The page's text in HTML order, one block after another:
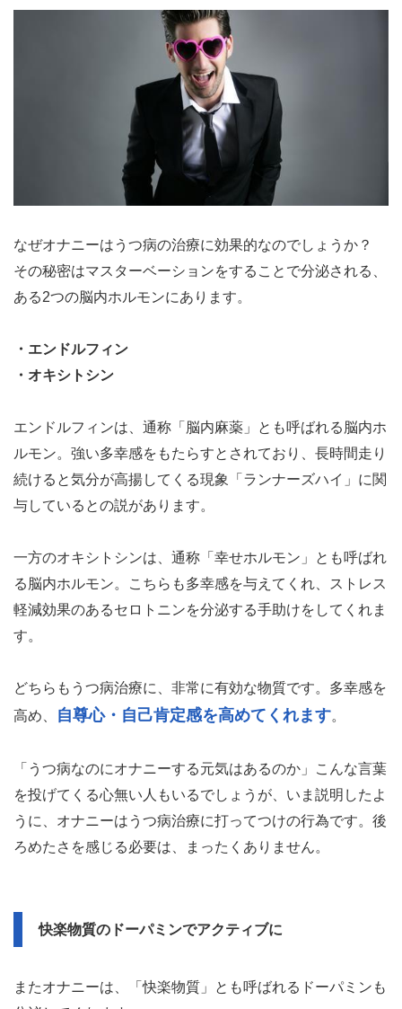
なぜオナニーはうつ病の治療に効果的なのでしょうか？
その秘密はマスターベーションをすることで分泌される、
ある2つの脳内ホルモンにあります。
・エンドルフィン
・オキシトシン
エンドルフィンは、通称「脳内麻薬」とも呼ばれる脳内ホ
ルモン。強い多幸感をもたらすとされており、長時間走り
続けると気分が高揚してくる現象「ランナーズハイ」に関
与しているとの説があります。
一方のオキシトシンは、通称「幸せホルモン」とも呼ばれ
る脳内ホルモン。こちらも多幸感を与えてくれ、ストレス
軽減効果のあるセロトニンを分泌する手助けをしてくれま
す。
どちらもうつ病治療に、非常に有効な物質です。多幸感を
高め、
自尊心・自己肯定感を高めてくれます。
「うつ病なのにオナニーする元気はあるのか」こんな言葉
を投げてくる心無い人もいるでしょうが、いま説明したよ
うに、オナニーはうつ病治療に打ってつけの行為です。後
ろめたさを感じる必要は、まったくありません。
快楽物質のドーパミンでアクティブに
またオナニーは、「快楽物質」とも呼ばれるドーパミンも